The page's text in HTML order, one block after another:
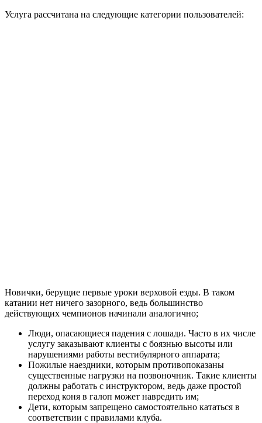
Услуга рассчитана на следующие категории пользователей:
Новички, берущие первые уроки верховой езды. В таком
катании нет ничего зазорного, ведь большинство
действующих чемпионов начинали аналогично;
Люди, опасающиеся падения с лошади. Часто в их числе
услугу заказывают клиенты с боязнью высоты или
нарушениями работы вестибулярного аппарата;
Пожилые наездники, которым противопоказаны
существенные нагрузки на позвоночник. Такие клиенты
должны работать с инструктором, ведь даже простой
переход коня в галоп может навредить им;
Дети, которым запрещено самостоятельно кататься в
соответствии с правилами клуба.